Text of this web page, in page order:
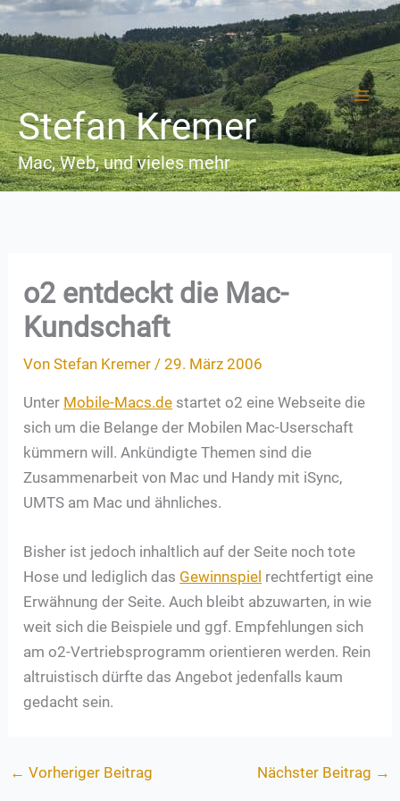
Zum
Inhalt
springen
Stefan Kremer
Mac, Web, und vieles mehr
o2 entdeckt die Mac-
Kundschaft
VonStefan Kremer /29. März 2006
Unter Mobile-Macs.de startet o2 eine Webseite die
sich um die Belange der Mobilen Mac-Userschaft
kümmern will. Ankündigte Themen sind die
Zusammenarbeit von Mac und Handy mit iSync,
UMTS am Mac und ähnliches.
Bisher ist jedoch inhaltlich auf der Seite noch tote
Hose und lediglich das Gewinnspiel rechtfertigt eine
Erwähnung der Seite. Auch bleibt abzuwarten, in wie
weit sich die Beispiele und ggf. Empfehlungen sich
am o2-Vertriebsprogramm orientieren werden. Rein
altruistisch dürfte das Angebot jedenfalls kaum
gedacht sein.
← Vorheriger Beitrag Nächster Beitrag →